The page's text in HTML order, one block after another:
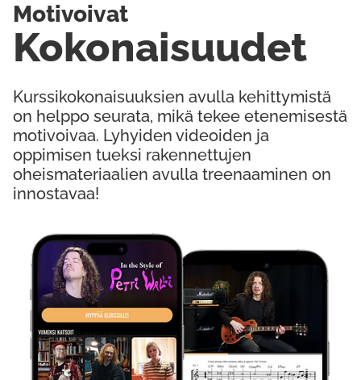
Kokeile Ilmaiseksi
Kurssikokonaisuuksien avulla kehittymistä
on helppo seurata, mikä tekee etenemisestä
motivoivaa. Lyhyiden videoiden ja
oppimisen tueksi rakennettujen
oheismateriaalien avulla treenaaminen on
innostavaa!
Kokonaisuudet
Motivoivat